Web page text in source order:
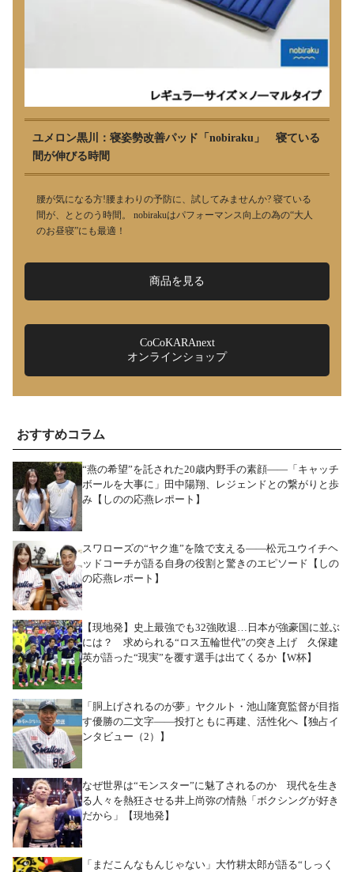
ユメロン黒川：寝姿勢改善パッド「nobiraku」 寝ている
間が伸びる時間
腰が気になる方!腰まわりの予防に、試してみませんか? 寝ている
間が、ととのう時間。 nobirakuはパフォーマンス向上の為の“大人
のお昼寝”にも最適！
商品を見る
CoCoKARAnext
オンラインショップ
おすすめコラム
“燕の希望”を託された20歳内野手の素顔――「キャッチ
ボールを大事に」田中陽翔、レジェンドとの繋がりと歩
み【しのの応燕レポート】
スワローズの“ヤク進”を陰で支える――松元ユウイチヘ
ッドコーチが語る自身の役割と驚きのエピソード【しの
の応燕レポート】
【現地発】史上最強でも32強敗退…日本が強豪国に並ぶ
には？ 求められる“ロス五輪世代”の突き上げ 久保建
英が語った“現実”を覆す選手は出てくるか【W杯】
「胴上げされるのが夢」ヤクルト・池山隆寛監督が目指
す優勝の二文字――投打ともに再建、活性化へ【独占イ
ンタビュー（2）】
なぜ世界は“モンスター”に魅了されるのか 現代を生き
る人々を熱狂させる井上尚弥の情熱「ボクシングが好き
だから」【現地発】
「まだこんなもんじゃない」大竹耕太郎が語る“しっく